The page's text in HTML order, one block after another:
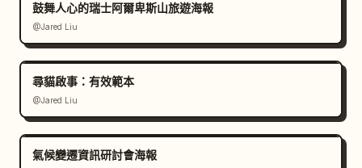
鼓舞人心的瑞士阿爾卑斯山旅遊海報
@Jared Liu
尋貓啟事：有效範本
@Jared Liu
氣候變遷資訊研討會海報